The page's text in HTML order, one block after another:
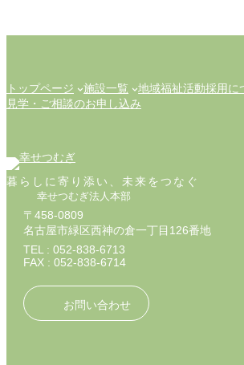
トップページ 施設一覧 地域福祉活動採用に
見学・ご相談のお申し込み
暮らしに寄り添い、未来をつなぐ
幸せつむぎ法人本部
〒458-0809
名古屋市緑区西神の倉一丁目126番地
TEL : 052-838-6713
FAX : 052-838-6714
お問い合わせ